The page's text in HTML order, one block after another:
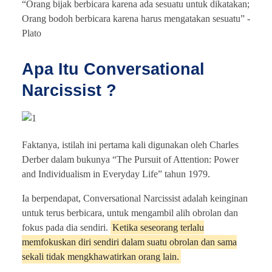
“Orang bijak berbicara karena ada sesuatu untuk dikatakan;
Orang bodoh berbicara karena harus mengatakan sesuatu” -
Plato
Apa Itu Conversational
Narcissist ?
Faktanya, istilah ini pertama kali digunakan oleh Charles
Derber dalam bukunya “The Pursuit of Attention: Power
and Individualism in Everyday Life” tahun 1979.
Ia berpendapat, Conversational Narcissist adalah keinginan
untuk terus berbicara, untuk mengambil alih obrolan dan
fokus pada dia sendiri. Ketika seseorang terlalu
memfokuskan diri sendiri dalam suatu obrolan dan sama
sekali tidak mengkhawatirkan orang lain.